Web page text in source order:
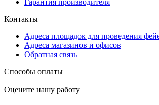
Контакты
Адреса площадок для проведения
Адреса магазинов и офисов
Обратная связь
Способы оплаты
Оцените нашу работу